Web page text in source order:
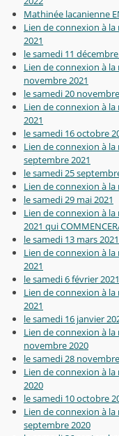
Mathinée lacanienne
Lien de connexion à
2021
le samedi 11 décembre
Lien de connexion à
novembre 2021
le samedi 20
Lien de connexion à
2021
le samedi 16 octobre
Lien de connexion à
septembre 2021
le samedi 25
Lien de connexion à
le samedi 29 mai 2021
Lien de connexion à
2021 qui
le samedi 13 mars 2021
Lien de connexion à
2021
le samedi 6 février 2021
Lien de connexion à
2021
le samedi 16 janvier
Lien de connexion à
novembre 2020
le samedi 28
Lien de connexion à
2020
le samedi 10 octobre
Lien de connexion à
septembre 2020